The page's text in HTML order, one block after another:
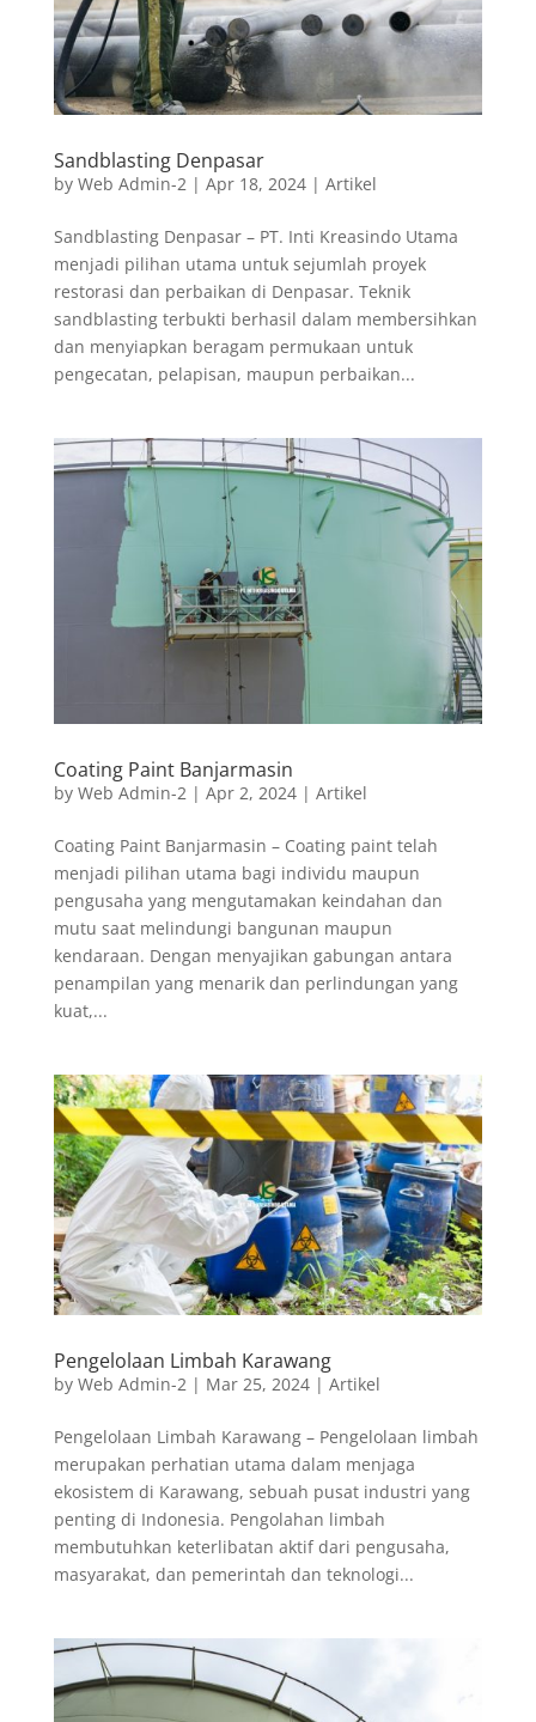
Sandblasting Denpasar
by Web Admin-2| Apr 18, 2024| Artikel
Sandblasting Denpasar – PT. Inti Kreasindo Utama
menjadi pilihan utama untuk sejumlah proyek
restorasi dan perbaikan di Denpasar. Teknik
sandblasting terbukti berhasil dalam membersihkan
dan menyiapkan beragam permukaan untuk
pengecatan, pelapisan, maupun perbaikan...
Coating Paint Banjarmasin
by Web Admin-2 | Apr 2, 2024| Artikel
Coating Paint Banjarmasin – Coating paint telah
menjadi pilihan utama bagi individu maupun
pengusaha yang mengutamakan keindahan dan
mutu saat melindungi bangunan maupun
kendaraan. Dengan menyajikan gabungan antara
penampilan yang menarik dan perlindungan yang
kuat,...
Pengelolaan Limbah Karawang
by Web Admin-2 | Mar 25, 2024| Artikel
Pengelolaan Limbah Karawang – Pengelolaan limbah
merupakan perhatian utama dalam menjaga
ekosistem di Karawang, sebuah pusat industri yang
penting di Indonesia. Pengolahan limbah
membutuhkan keterlibatan aktif dari pengusaha,
masyarakat, dan pemerintah dan teknologi...